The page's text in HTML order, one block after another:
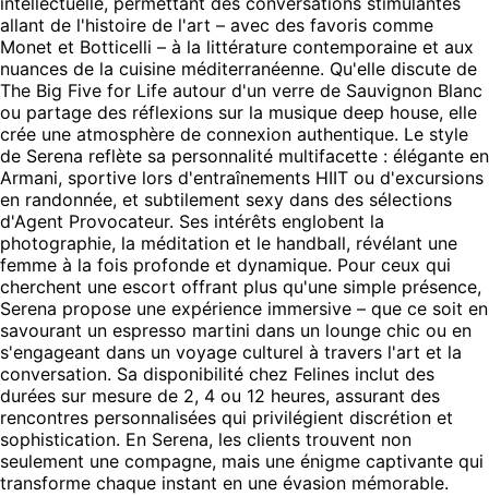
allant de l'histoire de l'art – avec des favoris comme
Monet et Botticelli – à la littérature contemporaine et aux
nuances de la cuisine méditerranéenne. Qu'elle discute de
The Big Five for Life autour d'un verre de Sauvignon Blanc
ou partage des réflexions sur la musique deep house, elle
crée une atmosphère de connexion authentique. Le style
de Serena reflète sa personnalité multifacette : élégante en
Armani, sportive lors d'entraînements HIIT ou d'excursions
en randonnée, et subtilement sexy dans des sélections
d'Agent Provocateur. Ses intérêts englobent la
photographie, la méditation et le handball, révélant une
femme à la fois profonde et dynamique. Pour ceux qui
cherchent une escort offrant plus qu'une simple présence,
Serena propose une expérience immersive – que ce soit en
savourant un espresso martini dans un lounge chic ou en
s'engageant dans un voyage culturel à travers l'art et la
conversation. Sa disponibilité chez Felines inclut des
durées sur mesure de 2, 4 ou 12 heures, assurant des
rencontres personnalisées qui privilégient discrétion et
sophistication. En Serena, les clients trouvent non
seulement une compagne, mais une énigme captivante qui
transforme chaque instant en une évasion mémorable.